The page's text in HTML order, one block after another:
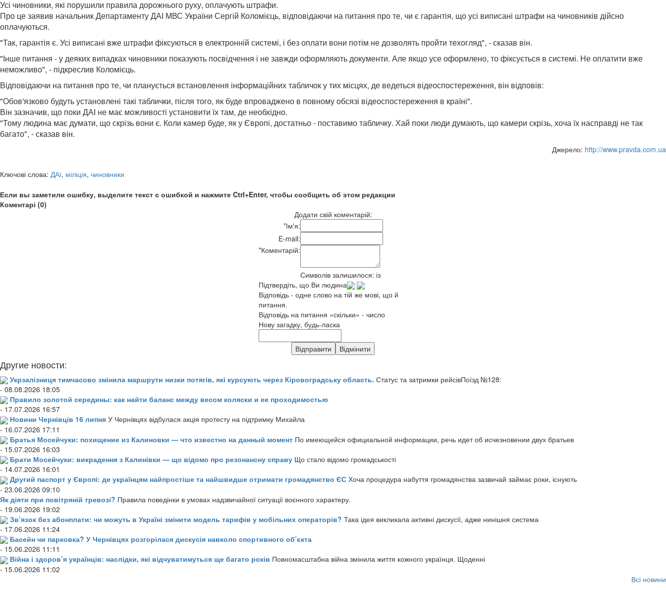
Усі чиновники, які порушили правила дорожнього руху, оплачують штрафи.
Про це заявив начальник Департаменту ДАІ МВС України Сергій Коломієць, відповідаючи на питання про те, чи є гарантія, що усі виписані штрафи на чиновників дійсно
оплачуються.
"Так, гарантія є. Усі виписані вже штрафи фіксуються в електронній системі, і без оплати вони потім не дозволять пройти техогляд", - сказав він.
"Інше питання - у деяких випадках чиновники показують посвідчення і не завжди оформляють документи. Але якщо усе оформлено, то фіксується в системі. Не оплатити вже
неможливо", - підкреслив Коломієць.
Відповідаючи на питання про те, чи планується встановлення інформаційних табличок у тих місцях, де ведеться відеоспостереження, він відповів:
"Обов'язково будуть установлені такі таблички, після того, як буде впроваджено в повному обсязі відеоспостереження в країні".
Він зазначив, що поки ДАІ не має можливості установити їх там, де необхідно.
"Тому людина має думати, що скрізь вони є. Коли камер буде, як у Європі, достатньо - поставимо табличку. Хай поки люди думають, що камери скрізь, хоча їх насправді не так
багато", - сказав він.
Джерело: http://www.pravda.com.ua
Ключові слова: ДАї, міліція, чиновники
Если вы заметили ошибку, выделите текст с ошибкой и нажмите Ctrl+Enter, чтобы сообщить об этом редакции
Коментарі (0)
Додати свій коментарій:
*Ім'я:
E-mail:
*Коментарій:
Символів залишилося: із
Підтвердіть, що Ви людина
Відповідь - одне слово на тій же мові, що й
питання.
Відповідь на питання «скільки» - число
Нову загадку, будь-ласка
Другие новости:
Укрзалізниця тимчасово змінила маршрути низки потягів, які курсують через Кіровоградську область. Статус та затримки рейсівПоїзд №128:
- 08.08.2026 18:05
Правило золотой середины: как найти баланс между весом коляски и ее проходимостью
- 17.07.2026 16:57
Новини Чернівців 16 липня У Чернівцях відбулася акція протесту на підтримку Михайла
- 16.07.2026 17:11
Братья Мосейчуки: похищение из Калиновки — что известно на данный момент По имеющейся официальной информации, речь идет об исчезновении двух братьев
- 15.07.2026 16:03
Брати Мосейчуки: викрадення з Калинівки — що відомо про резонансну справу Що стало відомо громадськості
- 14.07.2026 16:01
Другий паспорт у Європі: де українцям найпростіше та найшвидше отримати громадянство ЄС Хоча процедура набуття громадянства зазвичай займає роки, існують
- 23.06.2026 09:10
Як діяти при повітряній тревозі? Правила поведінки в умовах надзвичайної ситуації воєнного характеру.
- 19.06.2026 19:02
Зв’язок без абонплати: чи можуть в Україні змінити модель тарифів у мобільних операторів? Така ідея викликала активні дискусії, адже нинішня система
- 17.06.2026 11:24
Басейн чи парковка? У Чернівцях розгорілася дискусія навколо спортивного об’єкта
- 15.06.2026 11:11
Війна і здоров’я українців: наслідки, які відчуватимуться ще багато років Повномасштабна війна змінила життя кожного українця. Щоденні
- 15.06.2026 11:02
Всі новини